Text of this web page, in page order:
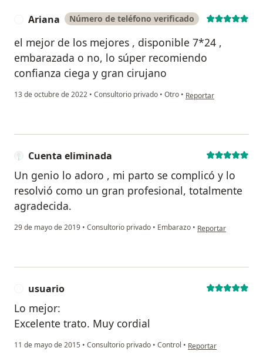
Ariana Número de teléfono verificado
el mejor de los mejores , disponible 7*24 ,
embarazada o no, lo súper recomiendo
confianza ciega y gran cirujano
13 de octubre de 2022 • Consultorio privado • Otro • en opinión del usuario
Reportar
Cuenta eliminada
Un genio lo adoro , mi parto se complicó y lo
resolvió como un gran profesional, totalmente
agradecida.
29 de mayo de 2019 • Consultorio privado • Embarazo • en opinión del
Reportar
usuario
Lo mejor:
Excelente trato. Muy cordial
11 de mayo de 2015 • Consultorio privado • Control • en opinión del usuario
Reportar